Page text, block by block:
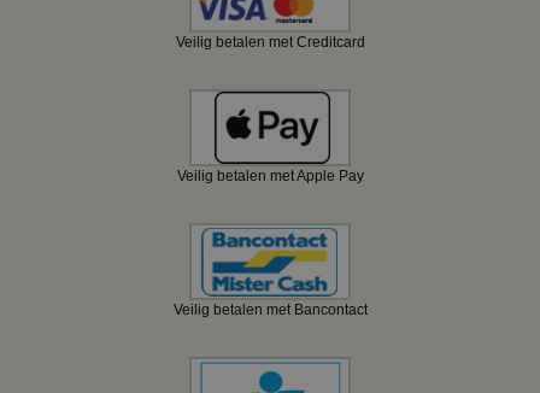
Veilig betalen met Creditcard
Veilig betalen met Apple Pay
Veilig betalen met Bancontact